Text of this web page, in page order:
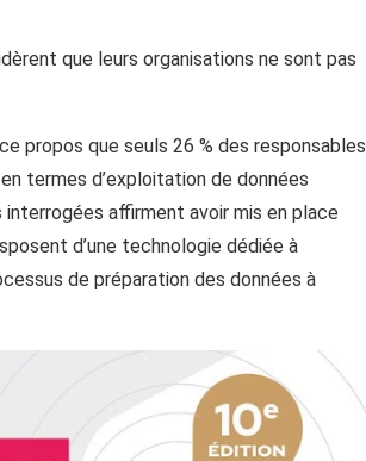
que leurs organisations ne sont pas
propos que seuls 26 % des responsables
termes d’exploitation de données
interrogées affirment avoir mis en place
d’une technologie dédiée à
de préparation des données à